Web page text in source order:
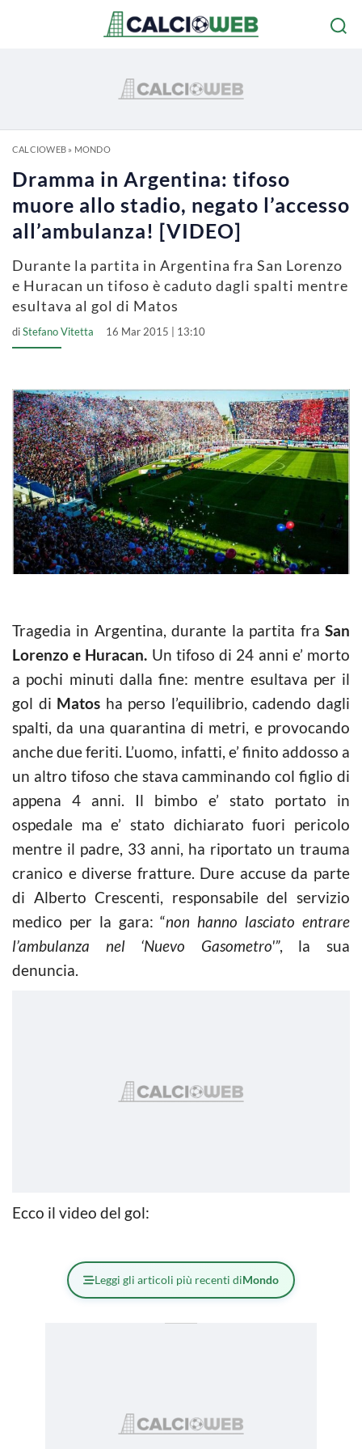
CALCIOWEB» MONDO
Dramma in Argentina: tifoso
muore allo stadio, negato l’accesso
all’ambulanza! [VIDEO]
Durante la partita in Argentina fra San Lorenzo
e Huracan un tifoso è caduto dagli spalti mentre
esultava al gol di Matos
diStefano Vitetta 16 Mar 2015 | 13:10
Tragedia in Argentina, durante la partita fra San
Lorenzo e Huracan. Un tifoso di 24 anni e’ morto
a pochi minuti dalla fine: mentre esultava per il
gol di Matos ha perso l’equilibrio, cadendo dagli
spalti, da una quarantina di metri, e provocando
anche due feriti. L’uomo, infatti, e’ finito addosso a
un altro tifoso che stava camminando col figlio di
appena 4 anni. Il bimbo e’ stato portato in
ospedale ma e’ stato dichiarato fuori pericolo
mentre il padre, 33 anni, ha riportato un trauma
cranico e diverse fratture. Dure accuse da parte
di Alberto Crescenti, responsabile del servizio
medico per la gara: “non hanno lasciato entrare
l’ambulanza nel ‘Nuevo Gasometro'”, la sua
denuncia.
Ecco il video del gol:
Leggi gli articoli più recenti diMondo